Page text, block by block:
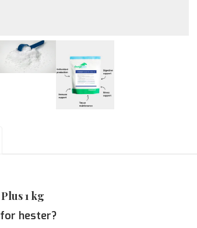
1 kg
hester?